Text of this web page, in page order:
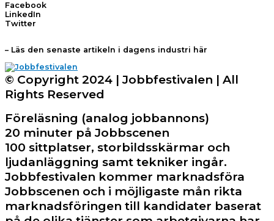
Facebook
LinkedIn
Twitter
– Läs den senaste artikeln i dagens industri här
© Copyright 2024 | Jobbfestivalen | All
Rights Reserved
Föreläsning (analog jobbannons)
20 minuter på Jobbscenen
100 sittplatser, storbildsskärmar och
ljudanläggning samt tekniker ingår.
Jobbfestivalen kommer marknadsföra
Jobbscenen och i möjligaste mån rikta
marknadsföringen till kandidater baserat